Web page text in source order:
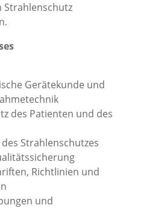
Strahlenschutz
Gerätekunde und
des Patienten und des
Strahlenschutzes
Richtlinien und
und